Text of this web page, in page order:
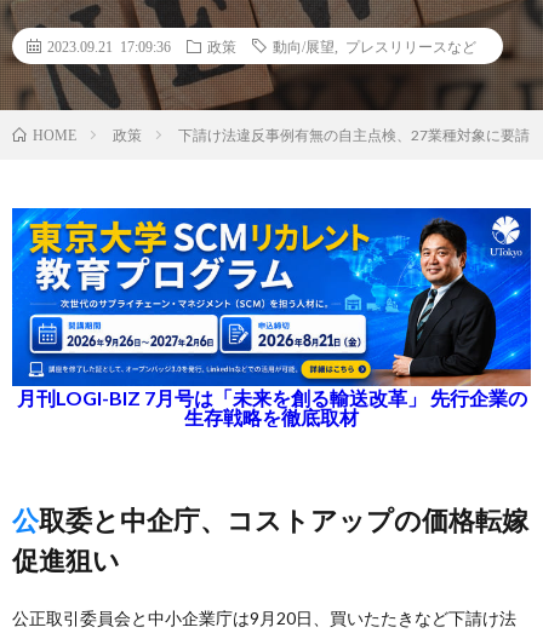
2023.09.21 17:09:36 政策 動向/展望 プレスリリースなど
HOME 政策 下請け法違反事例有無の自主点検、27業種対象に要請
月刊LOGI-BIZ 7月号は「未来を創る輸送改革」 先行企業の
生存戦略を徹底取材
公取委と中企庁、コストアップの価格転嫁
促進狙い
公正取引委員会と中小企業庁は9月20日、買いたたきなど下請け法